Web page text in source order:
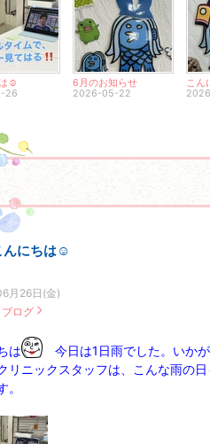
☺
26
6月のお知らせ
2026-05-22
こん
んにちは☺
月26日(金)
ブログ
は
今日は1日雨でした。いか
リニックスタッフは、こんな雨の
。